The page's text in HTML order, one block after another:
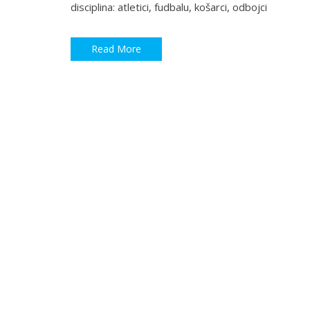
disciplina: atletici, fudbalu, košarci, odbojci
Read More